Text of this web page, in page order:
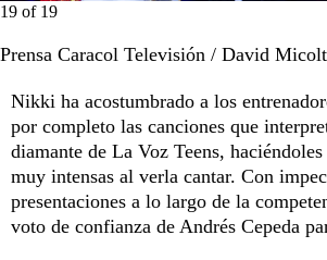
19 of 19
Prensa Caracol Televisión / David
Nikki ha acostumbrado a los
por completo las canciones que
diamante de La Voz Teens,
muy intensas al verla cantar. Con
presentaciones a lo largo de la
voto de confianza de Andrés Cepeda